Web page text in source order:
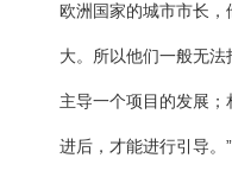
欧洲国家的城市市长
大。所以他们一般无
主导一个项目的发展
进后，才能进行引导。”